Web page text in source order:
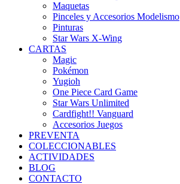
Maquetas
Pinceles y Accesorios Modelismo
Pinturas
Star Wars X-Wing
CARTAS
Magic
Pokémon
Yugioh
One Piece Card Game
Star Wars Unlimited
Cardfight!! Vanguard
Accesorios Juegos
PREVENTA
COLECCIONABLES
ACTIVIDADES
BLOG
CONTACTO